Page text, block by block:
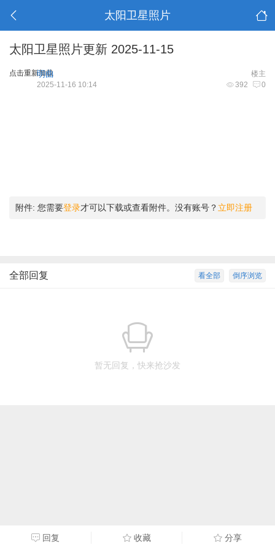
太阳卫星照片
太阳卫星照片更新 2025-11-15
点击重新加载 楼主
明曲
392 0
2025-11-16 10:14
附件: 您需要登录才可以下载或查看附件。没有账号？ 立即注册
倒序浏览
看全部
全部回复
暂无回复，快来抢沙发
回复 收藏 分享